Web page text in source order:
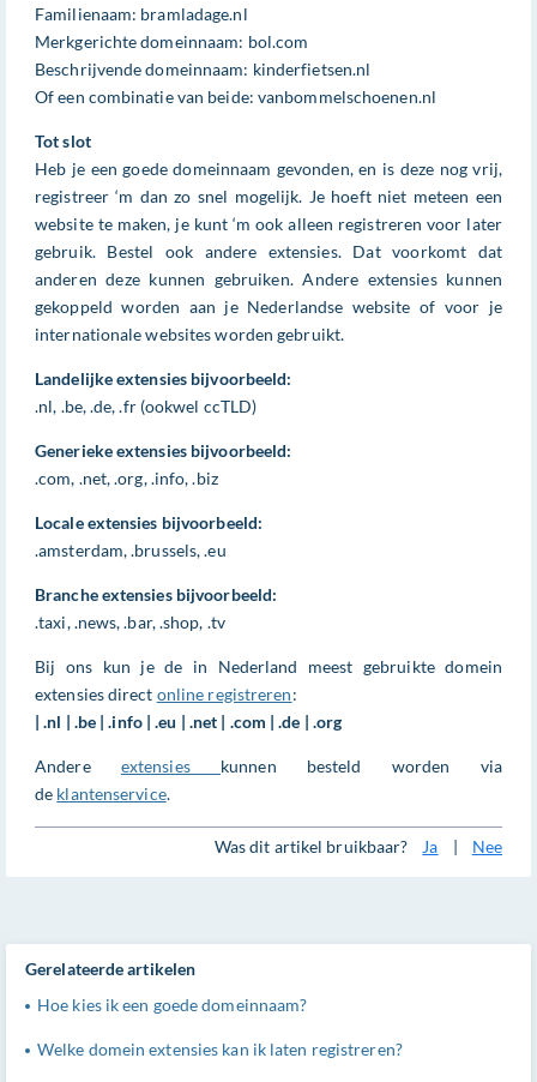
Familienaam: bramladage.nl
Merkgerichte domeinnaam: bol.com
Beschrijvende domeinnaam: kinderfietsen.nl
Of een combinatie van beide: vanbommelschoenen.nl
Tot slot
Heb je een goede domeinnaam gevonden, en is deze nog vrij,
registreer ‘m dan zo snel mogelijk. Je hoeft niet meteen een
website te maken, je kunt ‘m ook alleen registreren voor later
gebruik. Bestel ook andere extensies. Dat voorkomt dat
anderen deze kunnen gebruiken. Andere extensies kunnen
gekoppeld worden aan je Nederlandse website of voor je
internationale websites worden gebruikt.
Landelijke extensies bijvoorbeeld:
.nl, .be, .de, .fr (ookwel ccTLD)
Generieke extensies bijvoorbeeld:
.com, .net, .org, .info, .biz
Locale extensies bijvoorbeeld:
.amsterdam, .brussels, .eu
Branche extensies bijvoorbeeld:
.taxi, .news, .bar, .shop, .tv
Bij ons kun je de in Nederland meest gebruikte domein
extensies direct online registreren:
| .nl | .be | .info | .eu | .net | .com | .de | .org
Andere extensies kunnen besteld worden via
de klantenservice.
Was dit artikel bruikbaar? Ja | Nee
Gerelateerde artikelen
Hoe kies ik een goede domeinnaam?
Welke domein extensies kan ik laten registreren?